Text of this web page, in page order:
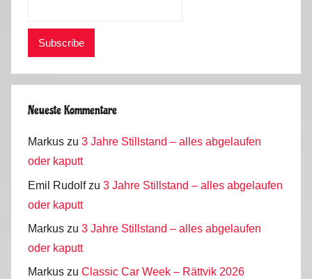
Neueste Kommentare
Markus zu 3 Jahre Stillstand – alles abgelaufen
oder kaputt
Emil Rudolfzu 3 Jahre Stillstand – alles abgelaufen
oder kaputt
Markus zu 3 Jahre Stillstand – alles abgelaufen
oder kaputt
Markus zu Classic Car Week – Rättvik 2026